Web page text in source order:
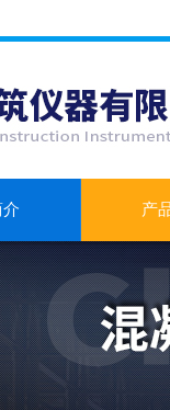
产